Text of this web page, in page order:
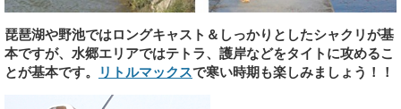
琵琶湖や野池ではロングキャスト＆しっかりとしたシャクリが基
本ですが、水郷エリアではテトラ、護岸などをタイトに攻めるこ
とが基本です。
リトルマックスで寒い時期も楽しみましょう！！